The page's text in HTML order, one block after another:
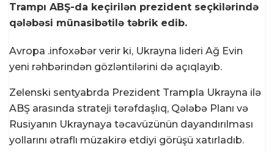
Trampı ABŞ-da keçirilən prezident seçkilərində
qələbəsi münasibətilə təbrik edib.
Avropa .infoxəbər verir ki, Ukrayna lideri Ağ Evin
yeni rəhbərindən gözləntilərini də açıqlayıb.
Zelenski sentyabrda Prezident Trampla Ukrayna ilə
ABŞ arasında strateji tərəfdaşlıq, Qələbə Planı və
Rusiyanın Ukraynaya təcavüzünün dayandırılması
yollarını ətraflı müzakirə etdiyi görüşü xatırladıb.